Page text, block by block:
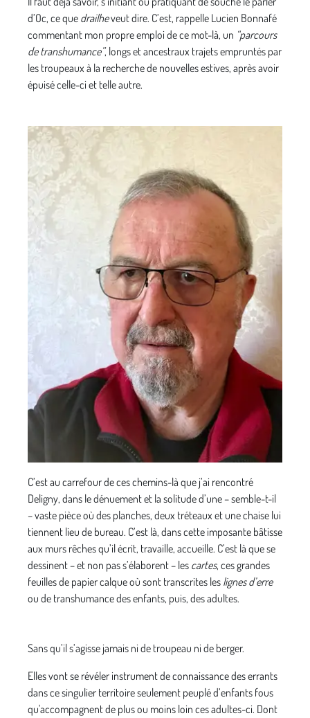
d’Oc, ce que drailheveut dire. C’est, rappelle Lucien Bonnafé
commentant mon propre emploi de ce mot-là, un “parcours
de transhumance”, longs et ancestraux trajets empruntés par
les troupeaux à la recherche de nouvelles estives, après avoir
épuisé celle-ci et telle autre.
C’est au carrefour de ces chemins-là que j’ai rencontré
Deligny, dans le dénuement et la solitude d’une – semble-t-il
– vaste pièce où des planches, deux tréteaux et une chaise lui
tiennent lieu de bureau. C’est là, dans cette imposante bâtisse
aux murs rêches qu’il écrit, travaille, accueille. C’est là que se
dessinent – et non pas s’élaborent – les cartes, ces grandes
feuilles de papier calque où sont transcrites les lignes d’erre
ou de transhumance des enfants, puis, des adultes.
Sans qu’il s’agisse jamais ni de troupeau ni de berger.
Elles vont se révéler instrument de connaissance des errants
dans ce singulier territoire seulement peuplé d’enfants fous
qu'accompagnent de plus ou moins loin ces adultes-ci. Dont